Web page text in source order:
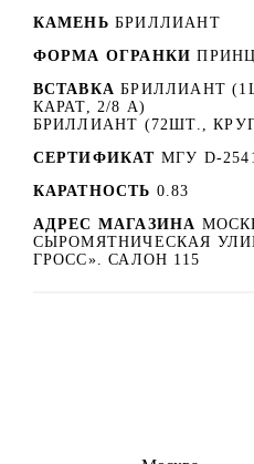
КАМЕНЬ БРИЛЛИАНТ
ФОРМА ОГРАНКИ
ВСТАВКА БРИЛЛИАНТ
КАРАТ, 2/8 А)
БРИЛЛИАНТ (72ШТ.,
СЕРТИФИКАТ МГУ D-
КАРАТНОСТЬ 0.83
АДРЕС МАГАЗИНА
СЫРОМЯТНИЧЕСКАЯ
ГРОСС». САЛОН 115